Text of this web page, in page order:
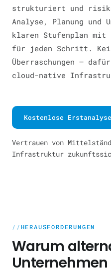
strukturiert und
Analyse, Planung und
klaren Stufenplan mit
für jeden Schritt.
Überraschungen —
cloud-native
Kostenlose
Vertrauen von
Infrastruktur
HERAUSFORDERUNGEN
Warum